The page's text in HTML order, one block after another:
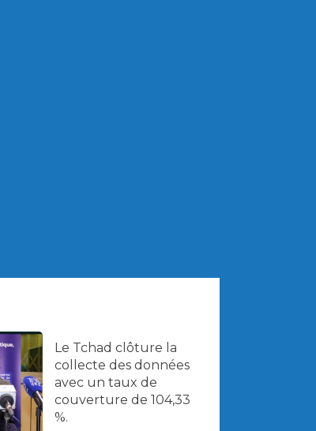
Le Tchad clôture la
collecte des données
avec un taux de
couverture de 104,33
%.